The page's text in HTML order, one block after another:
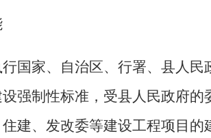
国家、自治区、行署、县人
强制性标准，受县人民政府
建、发改委等建设工程项目的